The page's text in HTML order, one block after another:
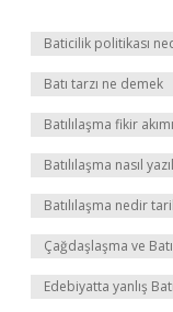
Baticilik politikası
Batı tarzı ne demek
Batılılaşma fikir
Batılılaşma nasıl
Batılılaşma nedir
Çağdaşlaşma ve
Edebiyatta yanlış